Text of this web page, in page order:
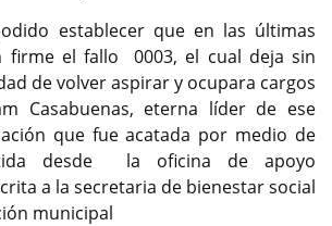
establecer que en las últimas
firme el fallo 0003, el cual deja sin
de volver aspirar y ocupara cargos
Casabuenas, eterna líder de ese
que fue acatada por medio de
desde la oficina de apoyo
a la secretaria de bienestar social
municipal